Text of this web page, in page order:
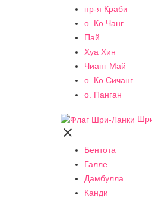
пр-я Краби
о. Ко Чанг
Пай
Хуа Хин
Чианг Май
о. Ко Сичанг
о. Панган

Бентота
Галле
Дамбулла
Канди